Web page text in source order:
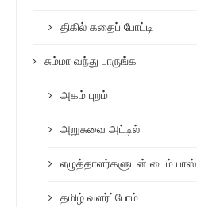
திகில் கதைப் போட்டி
சும்மா வந்து பாருங்க
அகம் புறம்
அறுசுவை அட்டில்
எழுத்தாளர்களுடன் டைம் பாஸ்
தமிழ் வளர்ப்போம்